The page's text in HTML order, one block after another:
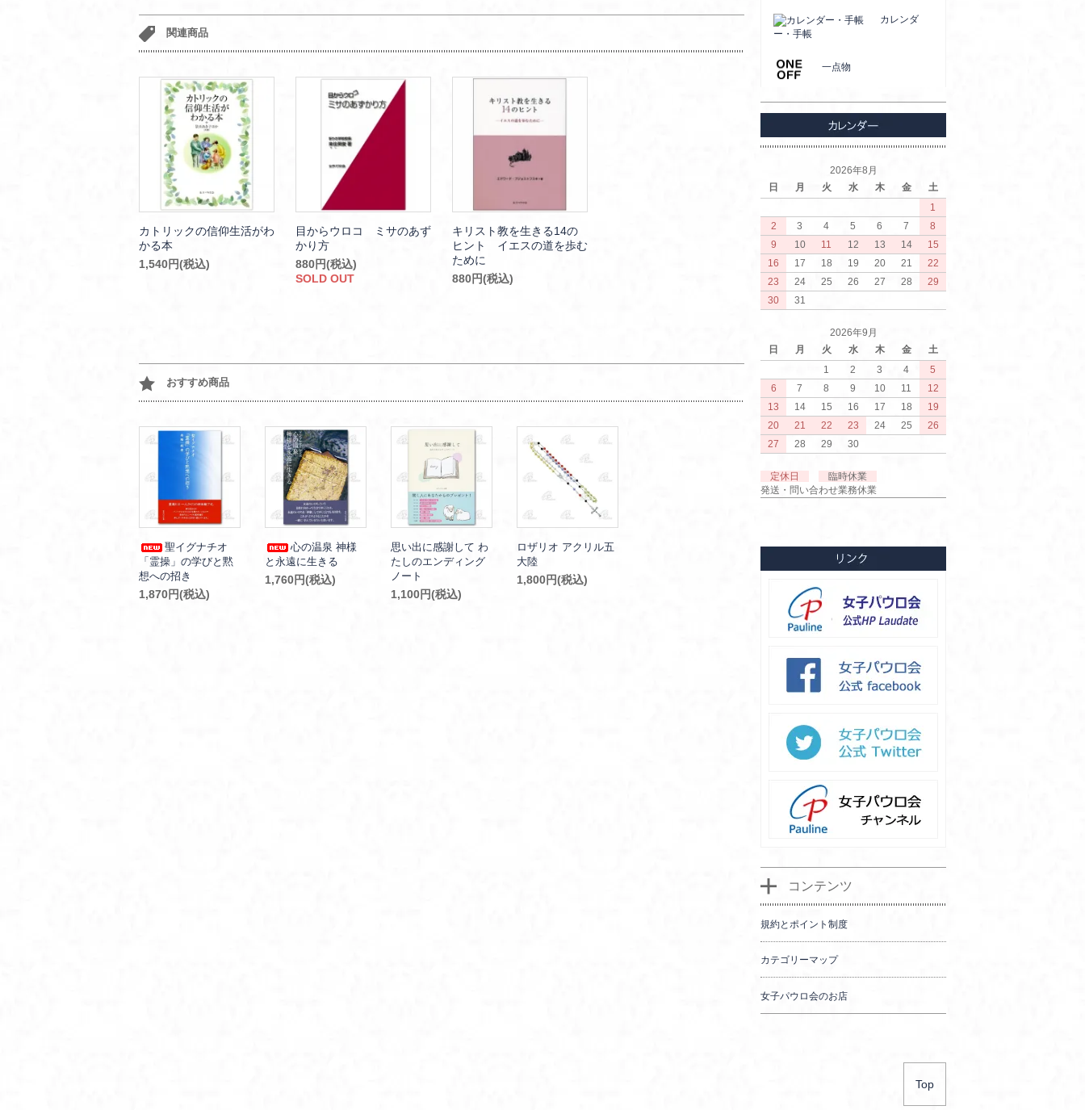
関連商品
カトリックの信仰生活がわ
かる本
1,540円(税込)
目からウロコ ミサのあず
かり方
880円(税込)
SOLD OUT
キリスト教を生きる14の
ヒント イエスの道を歩む
ために
880円(税込)
おすすめ商品
聖イグナチオ
「霊操」の学びと黙
想への招き
1,870円(税込)
心の温泉 神様
と永遠に生きる
1,760円(税込)
思い出に感謝して わ
たしのエンディング
ノート
1,100円(税込)
ロザリオ アクリル五
大陸
1,800円(税込)
カレンダ
ー・手帳
一点物
2026年8月
日
月 火 水 木 金
土
1
2
3 4 5 6 7
8
9
10 11 12 13 14
15
16
17 18 19 20 21
22
23
24 25 26 27 28
29
30
31
2026年9月
日
月 火 水 木 金
土
1
2 3 4
5
6
7 8 9 10 11
12
13
14 15 16 17 18
19
20
21 22 23 24 25
26
27
28 29 30
定休日
臨時休業
発送・問い合わせ業務休業
コンテンツ
規約とポイント制度
カテゴリーマップ
女子パウロ会のお店
Top